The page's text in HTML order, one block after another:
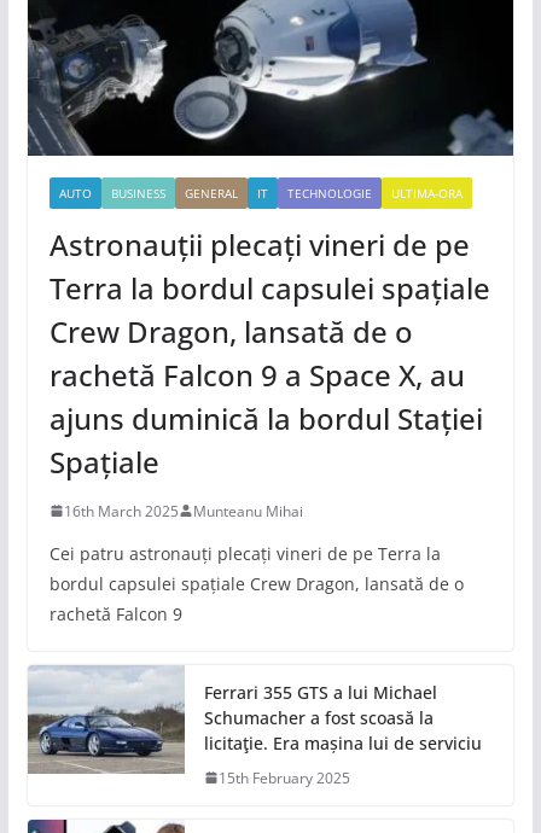
AUTO BUSINESS GENERAL IT TECHNOLOGIE ULTIMA-ORA
Astronauții plecați vineri de pe
Terra la bordul capsulei spațiale
Crew Dragon, lansată de o
rachetă Falcon 9 a Space X, au
ajuns duminică la bordul Stației
Spațiale
16th March 2025 Munteanu Mihai
Cei patru astronauți plecați vineri de pe Terra la
bordul capsulei spațiale Crew Dragon, lansată de o
rachetă Falcon 9
Ferrari 355 GTS a lui Michael
Schumacher a fost scoasă la
licitaţie. Era mașina lui de serviciu
15th February 2025